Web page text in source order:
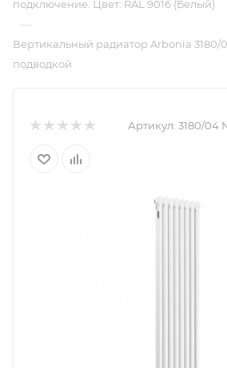
подключение. Цвет: RAL 9016 (Белый)
—
Вертикальный радиатор Arbonia 3180/
подводкой
Артикул: 3180/04